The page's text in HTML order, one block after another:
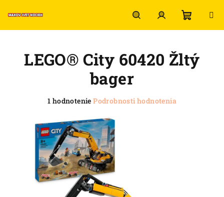
na
HľadaťPrihlásenie
košík
LEGO® City 60420 Žltý
bager
Priemerné
produktu
je
5,0
z
5
hviezdičiek.
1 hodnotenie Podrobnosti hodnotenia